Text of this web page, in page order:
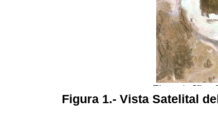
Figura 1.- Vista Satelital